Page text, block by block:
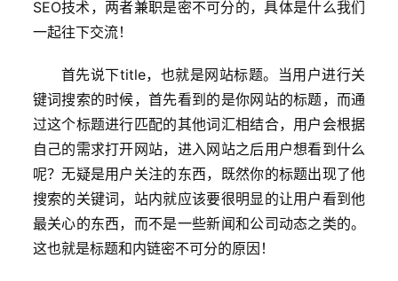
SEO技术，两者兼职是密不可分的，具体是什么我们
一起往下交流！
首先说下title，也就是网站标题。当用户进行关
键词搜索的时候，首先看到的是你网站的标题，而通
过这个标题进行匹配的其他词汇相结合，用户会根据
自己的需求打开网站，进入网站之后用户想看到什么
呢？无疑是用户关注的东西，既然你的标题出现了他
搜索的关键词，站内就应该要很明显的让用户看到他
最关心的东西，而不是一些新闻和公司动态之类的。
这也就是标题和内链密不可分的原因！